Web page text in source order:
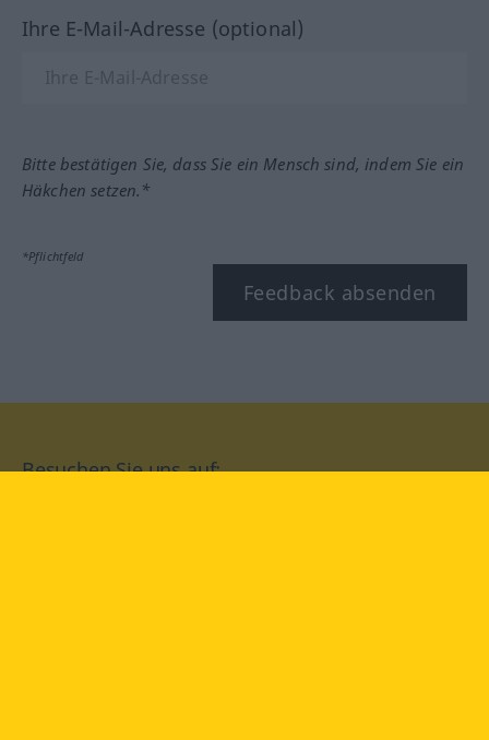
Ihre E-Mail-Adresse (optional)
Bitte bestätigen Sie, dass Sie ein Mensch sind, indem Sie ein
Häkchen setzen.*
*Pflichtfeld
Feedback absenden
Besuchen Sie uns auf: